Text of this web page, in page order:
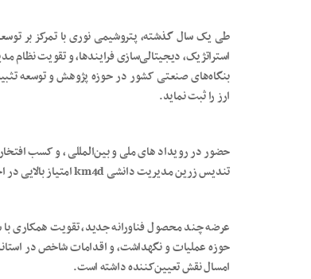
طی یک سال گذشته، پتروشیمی نوری با تمرکز بر
استراتژیک، دیجیتالی‌سازی فرایندها، و تقویت نظام
بنگاه‌های صنعتی کشور در حوزه پژوهش و توسعه
ارز را ثبت نماید.
حضور در رویداد های ملی و بین‌المللی ، و کسب
تندیس زرین مدیریت دانشی km4d امتیاز بالایی در اخذ این جایگاه داشته است.
عرضه چند محصول فناورانه جدید، تقویت همکاری
حوزه عملیات و نگهداشت، و اقدامات شاخص در
امسال نقش تعیین‌کننده داشته است.